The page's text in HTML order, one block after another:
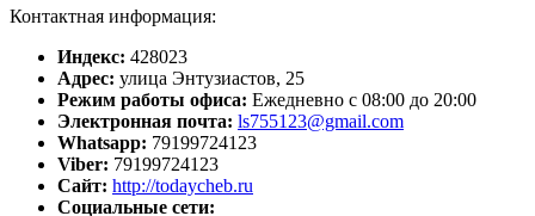
Контактная информация:
Индекс: 428023
Адрес: улица Энтузиастов, 25
Режим работы офиса: Ежедневно с 08:00 до 20:00
Электронная почта: ls755123@gmail.com
Whatsapp: 79199724123
Viber: 79199724123
Сайт: http://todaycheb.ru
Социальные сети: